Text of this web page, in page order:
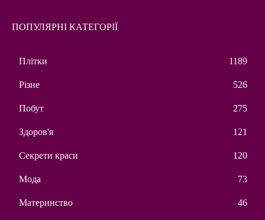
ПОПУЛЯРНІ КАТЕГОРІЇ
Плітки 1189
Різне 526
Побут 275
Здоров'я 121
Секрети краси 120
Мода 73
Материнство 46